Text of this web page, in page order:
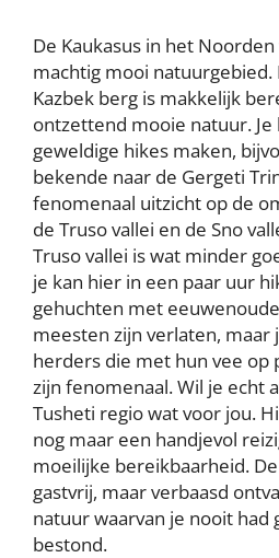
De Kaukasus in het
machtig mooi
Kazbek berg is makkelijk
ontzettend mooie natuur. Je
geweldige hikes maken,
bekende naar de Gergeti
fenomenaal uitzicht op de
de Truso vallei en de Sno
Truso vallei is wat minder
je kan hier in een paar uur
gehuchten met
meesten zijn verlaten, maar
herders die met hun vee op
zijn fenomenaal. Wil je echt
Tusheti regio wat voor jou.
nog maar een handjevol
moeilijke bereikbaarheid.
gastvrij, maar verbaasd
natuur waarvan je nooit had
bestond.